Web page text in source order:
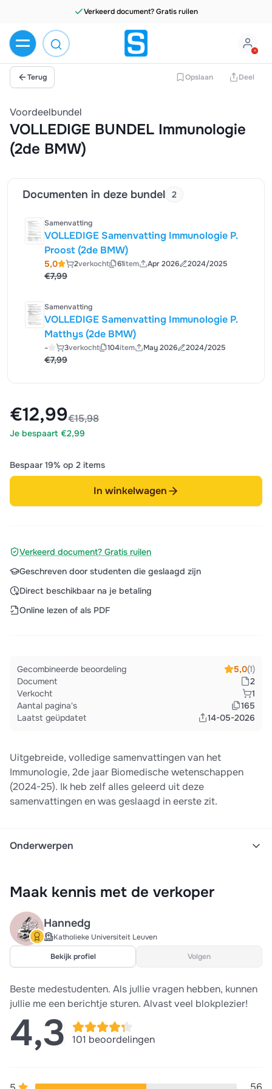
Verkeerd document? Gratis ruilen
Terug Opslaan Deel
Voordeelbundel
VOLLEDIGE BUNDEL Immunologie
(2de BMW)
Documenten in deze bundel 2
Samenvatting
VOLLEDIGE Samenvatting Immunologie P.
Proost (2de BMW)
5,0 2verkocht 61item Apr 2026 2024/2025
€7,99
Samenvatting
VOLLEDIGE Samenvatting Immunologie P.
Matthys (2de BMW)
- 3verkocht 104item May 2026 2024/2025
€7,99
€12,99€15,98
Je bespaart €2,99
Bespaar 19% op 2 items
In winkelwagen
Verkeerd document? Gratis ruilen
Geschreven door studenten die geslaagd zijn
Direct beschikbaar na je betaling
Online lezen of als PDF
Gecombineerde beoordeling 5,0(1)
Document
2
Verkocht
1
Aantal pagina's
165
Laatst geüpdatet
14-05-2026
Uitgebreide, volledige samenvattingen van het
Immunologie, 2de jaar Biomedische wetenschappen
(2024-25). Ik heb zelf alles geleerd uit deze
samenvattingen en was geslaagd in eerste zit.
Onderwerpen
B-cellen
Mhc moleculen
Hla complex
Ku leuven
Biomedische wetenschappen
Prof. matthys
Examenstof
Maak kennis met de verkoper
Hannedg
Katholieke Universiteit Leuven
Bekijk profiel
Volgen
Beste medestudenten. Als jullie vragen hebben, kunnen
jullie me een berichtje sturen. Alvast veel blokplezier!
4,3 101 beoordelingen